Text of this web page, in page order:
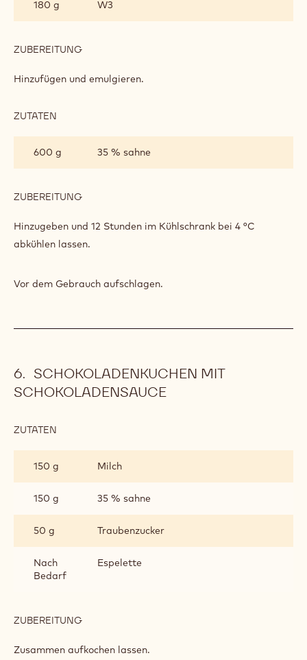
(SAMTIGE
SAHNE)
180 g W3
ZUBEREITUNG
CHANTILLY
(SAMTIGE
Hinzufügen und emulgieren.
ZUTATEN
(SAMTIGE
SAHNE)
600 g 35 % sahne
ZUBEREITUNG
CHANTILLY
SAHNE)
Hinzugeben und 12 Stunden im Kühlschrank bei 4 °C
abkühlen lassen.
Vor dem Gebrauch aufschlagen.
SCHOKOLADENKUCHEN MIT
SCHOKOLADENSAUCE
ZUTATEN
SCHOKOLADENSAUCE
150 g Milch
150 g 35 % sahne
50 g Traubenzucker
Nach
Bedarf
Espelette
ZUBEREITUNG
MIT
Zusammen aufkochen lassen.